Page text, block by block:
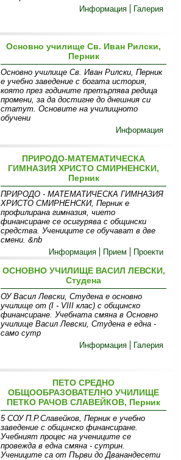
Информация
Галерия
Основно училище Св. Иван Рилски,
Перник
Основно училище Св. Иван Рилски, Перник
е учебно заведение с богата история,
която през годините претърпява редица
промени, за да достигне до днешния си
статут. Основите на училищното
обучени
Информация
ПРИРОДО-МАТЕМАТИЧЕСКА
ГИМНАЗИЯ ХРИСТО СМИРНЕНСКИ,
Перник
ПРИРОДО - МАТЕМАТИЧЕСКА ГИМНАЗИЯ
ХРИСТО СМИРНЕНСКИ, Перник е
профилирана гимназия, чието
финансиране се осигурява с общински
средства. Учениците се обучават в две
смени. &nb
Информация
Прием Проекти
ОСНОВНО УЧИЛИЩЕ ВАСИЛ ЛЕВСКИ,
Студена
ОУ Васил Левски, Студена е основно
училище от (І - VІІІ клас) с общинско
финансиране. Учебната смяна в Основно
училище Васил Левски, Студена е една -
само сутр
Информация
Галерия
ПЕТО СРЕДНО
ОБЩООБРАЗОВАТЕЛНО УЧИЛИЩЕ
ПЕТКО РАЧОВ СЛАВЕЙКОВ, Перник
5 СОУ П.Р.Славейков, Перник е учебно
заведение с общинско финансиране.
Учебният процес на учениците се
провежда в една смяна - сутрин.
Учениците са от Първи до Дванандесети